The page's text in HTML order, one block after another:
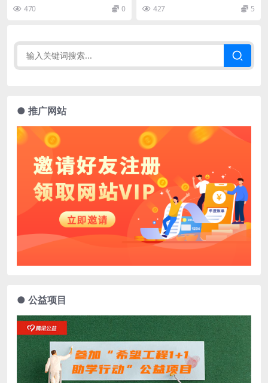
470 0 427 5
● 推广网站
● 公益项目